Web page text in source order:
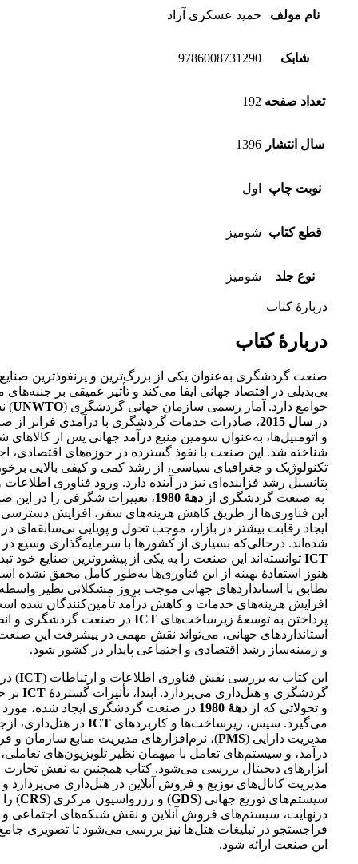
نام مولف حمید عسکری آزاد
شابک 9786008731290
تعداد صفحه 192
سال انتشار 1396
نوبت چاپ اول
قطع کتاب شومیز
نوع جلد شومیز
دربارهٔ کتاب
دربارهٔ کتاب
صنعت گردشگری به‌عنوان یکی از بزرگ‌ترین و پرنفوذترین
بی‌بدیلی در اقتصاد جهانی ایفا می‌کند و تأثیر عمیقی بر
جوامع دارد. آمار رسمی سازمان جهانی گردشگری (UNWTO
)
در سال 2015
، صادرات خدمات گردشگری با درآمدی فراتر از
و اتومبیل‌ها، به‌عنوان سومین منبع درآمد جهانی پس از
شناخته شد. این صنعت با نفوذ گسترده در حوزه‌های اقتصادی،
تکنولوژیک و جغرافیای سیاسی، از رشد کمی و کیفی بالایی
پتانسیل رشد فزاینده‌ای نیز در آینده دارد. ورود فناوری
به صنعت گردشگری از دهۀ 1980
، تغییرات شگرفی را در این
این فناوری‌ها از طریق کاهش هزینه‌های سفر، افزایش دسترسی
ایجاد رقابت بیشتر در بازار، موجب تحول و پویایی بی‌سابقه‌ای
شده‌اند. درحالی‌که بسیاری از کشورها با سرمایه‌گذاری وسیع
ICT توانسته‌اند این صنعت را به یکی از پیشروترین صنایع خود
هنوز استفادۀ بهینه از این فناوری‌ها به‌طور کامل محقق نشده
تطابق با استانداردهای جهانی موجب بروز مشکلاتی نظیر
افزایش هزینه‌های خدمات و کاهش درآمد تأمین‌کنندگان شده
پرداختن به توسعۀ زیرساخت‌های ICT در صنعت گردشگری و
استانداردهای جهانی، می‌تواند نقش مهمی در پیشرفت این صنعت
و زمینه‌ساز رشد اقتصادی و اجتماعی پایدار در کشور شود.
این کتاب به بررسی نقش فناوری اطلاعات و ارتباطات (ICT
)
گردشگری و هتل‌داری می‌پردازد. ابتدا، تأثیرات گستردۀ ICT بر
و تحولاتی که از دهۀ 1980
در صنعت گردشگری ایجاد شده، مورد
می‌گیرد. سپس، زیرساخت‌ها و کاربردهای ICT در هتل‌داری،
مدیریت دارایی (PMS)، نرم‌افزارهای مدیریت منابع سازمان و
درآمد، و سیستم‌های تعامل با میهمان نظیر تلویزیون‌های
ابزارهای دیجیتال بررسی می‌شود. کتاب همچنین به نقش تجارت
مدیریت کانال‌های توزیع و فروش آنلاین در هتل‌داری می‌پردازد
سیستم‌های توزیع جهانی (GDS) و رزرواسیون مرکزی (CRS
)
درنهایت، سیستم‌های فروش آنلاین و نقش شبکه‌های اجتماعی و
فراجستجو در تبلیغات هتل‌ها نیز بررسی می‌شود تا تصویری جامع
این صنعت ارائه شود.